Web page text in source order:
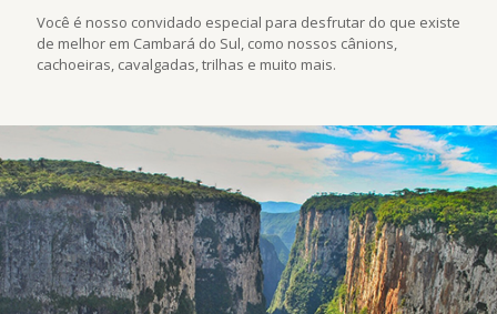
Você é nosso convidado especial para desfrutar do que existe
de melhor em Cambará do Sul, como nossos cânions,
cachoeiras, cavalgadas, trilhas e muito mais.